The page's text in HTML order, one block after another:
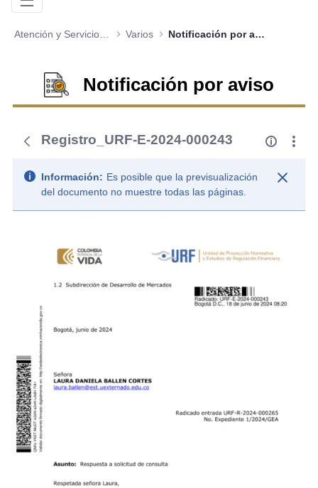
Atención y Servicios a la Ciudadanía Varios Notificación por aviso
Notificación por aviso
Registro_URF-E-2024-000243
Información: Es posible que la previsualización
del documento no muestre todas las páginas.